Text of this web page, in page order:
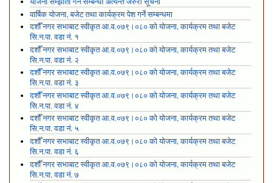
वार्षिक योजना, बजेट तथा कार्यक्रम पेश गर्ने सम्बन्धमा
दशौँ नगर सभाबाट स्वीकृत आ.व.०७९।०८० को योजना, कार्यक्रम तथा बजेट
सि.न.पा. वडा नं. १
दशौँ नगर सभाबाट स्वीकृत आ.व.०७९।०८० को योजना, कार्यक्रम तथा बजेट
सि.न.पा. वडा नं. २
दशौँ नगर सभाबाट स्वीकृत आ.व.०७९।०८० को योजना, कार्यक्रम तथा बजेट
सि.न.पा. वडा नं. ३
दशौँ नगर सभाबाट स्वीकृत आ.व.०७९।०८० को योजना, कार्यक्रम तथा बजेट
सि.न.पा. वडा नं. ४
दशौँ नगर सभाबाट स्वीकृत आ.व.०७९।०८० को योजना, कार्यक्रम तथा बजेट
सि.न.पा. वडा नं. ५
दशौँ नगर सभाबाट स्वीकृत आ.व.०७९।०८० को योजना, कार्यक्रम तथा बजेट
सि.न.पा. वडा नं. ६
दशौँ नगर सभाबाट स्वीकृत आ.व.०७९।०८० को योजना, कार्यक्रम तथा बजेट
सि.न.पा. वडा नं. ७